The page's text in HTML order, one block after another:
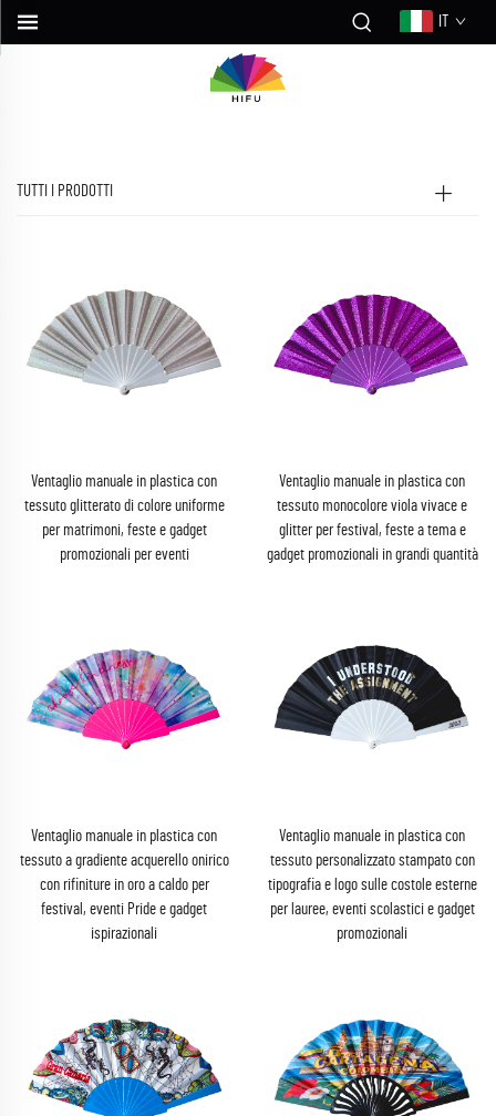
TUTTI I PRODOTTI
Ventaglio manuale in plastica con
tessuto glitterato di colore uniforme
per matrimoni, feste e gadget
promozionali per eventi
Ventaglio manuale in plastica con
tessuto monocolore viola vivace e
glitter per festival, feste a tema e
gadget promozionali in grandi quantità
Ventaglio manuale in plastica con
tessuto a gradiente acquerello onirico
con rifiniture in oro a caldo per
festival, eventi Pride e gadget
ispirazionali
Ventaglio manuale in plastica con
tessuto personalizzato stampato con
tipografia e logo sulle costole esterne
per lauree, eventi scolastici e gadget
promozionali